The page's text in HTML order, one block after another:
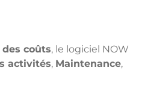
coûts, le logiciel NOW
activités, Maintenance,